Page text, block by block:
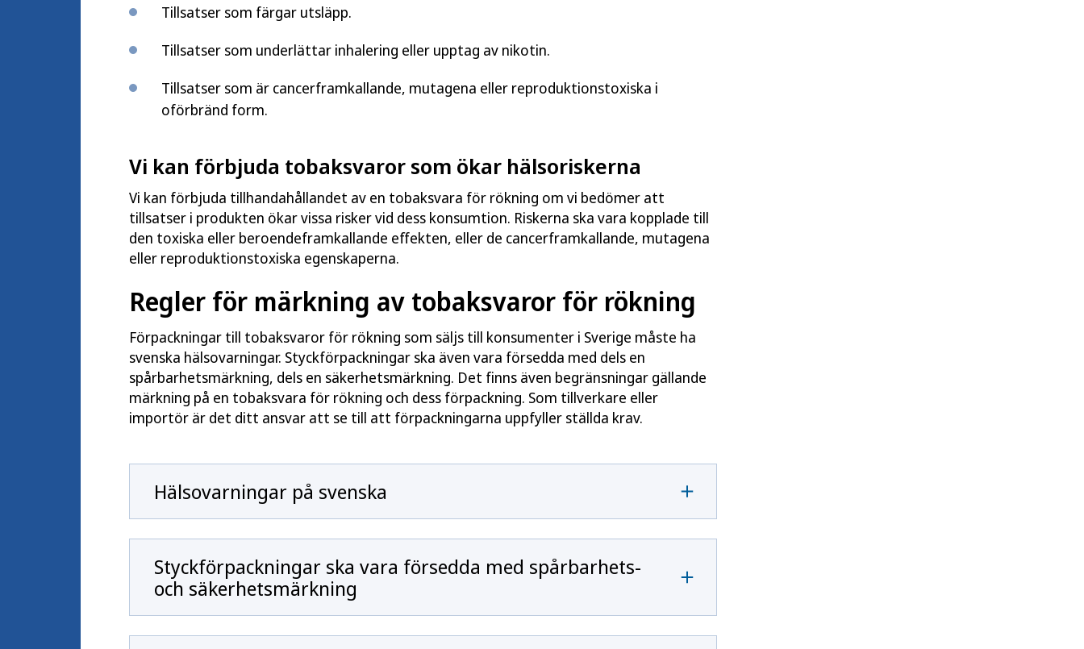
Tillsatser som färgar utsläpp.
Tillsatser som underlättar inhalering eller upptag av nikotin.
Tillsatser som är cancerframkallande, mutagena eller reproduktionstoxiska i
oförbränd form.
Vi kan förbjuda tobaksvaror som ökar hälsoriskerna
Vi kan förbjuda tillhandahållandet av en tobaksvara för rökning om vi bedömer att
tillsatser i produkten ökar vissa risker vid dess konsumtion. Riskerna ska vara kopplade till
den toxiska eller beroendeframkallande effekten, eller de cancerframkallande, mutagena
eller reproduktionstoxiska egenskaperna.
Regler för märkning av tobaksvaror för rökning
Förpackningar till tobaksvaror för rökning som säljs till konsumenter i Sverige måste ha
svenska hälsovarningar. Styckförpackningar ska även vara försedda med dels en
spårbarhetsmärkning, dels en säkerhetsmärkning. Det finns även begränsningar gällande
märkning på en tobaksvara för rökning och dess förpackning. Som tillverkare eller
importör är det ditt ansvar att se till att förpackningarna uppfyller ställda krav.
Hälsovarningar på svenska
Styckförpackningar ska vara försedda med spårbarhets-
och säkerhetsmärkning